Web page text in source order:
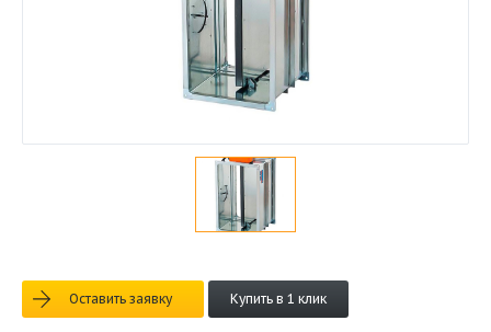
Оставить заявку Купить в 1 клик